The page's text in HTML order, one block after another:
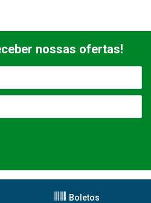
nossas ofertas!
Boletos